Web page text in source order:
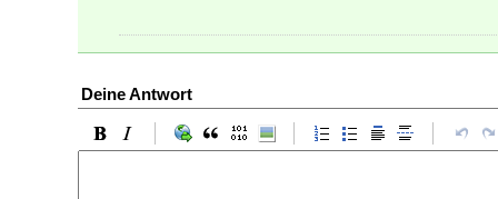
Deine Antwort